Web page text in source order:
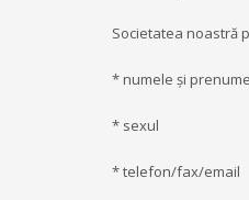
Societatea noastră
* numele și
* sexul
* telefon/fax/email